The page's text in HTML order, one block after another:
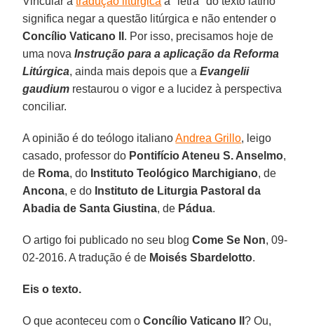
significa negar a questão litúrgica e não entender o
Concílio Vaticano II . Por isso, precisamos hoje de
uma novaInstrução para a aplicação da Reforma
Litúrgica, ainda mais depois que aEvangelii
gaudium restaurou o vigor e a lucidez à perspectiva
conciliar.
A opinião é do teólogo italianoAndrea Grillo, leigo
casado, professor do Pontifício Ateneu S. Anselmo,
de Roma, do Instituto Teológico Marchigiano, de
Ancona, e do Instituto de Liturgia Pastoral da
Abadia de Santa Giustina, de Pádua.
O artigo foi publicado no seu blogCome Se Non, 09-
02-2016. A tradução é de Moisés Sbardelotto.
Eis o texto.
O que aconteceu com oConcílio Vaticano II? Ou,